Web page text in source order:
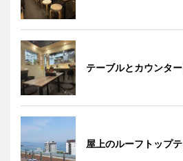
テーブルとカウンタ
屋上のルーフトップ